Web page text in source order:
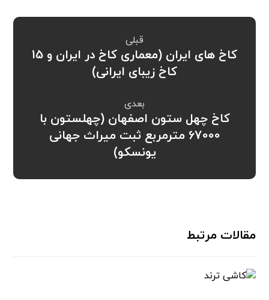
قبلی
کاخ های ایران (معماری کاخ در ایران و 15
کاخ زیبای ایرانی)
بعدی
کاخ چهل ستون اصفهان (چهلستون با
67000 مترمربع ثبت میراث جهانی
یونسکو)
مقالات مرتبط